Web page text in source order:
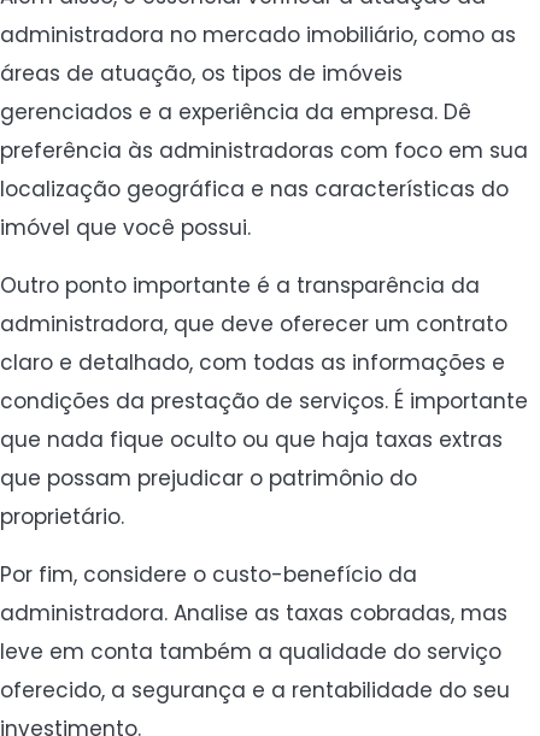
administradora no mercado imobiliário, como as
áreas de atuação, os tipos de imóveis
gerenciados e a experiência da empresa. Dê
preferência às administradoras com foco em sua
localização geográfica e nas características do
imóvel que você possui.
Outro ponto importante é a transparência da
administradora, que deve oferecer um contrato
claro e detalhado, com todas as informações e
condições da prestação de serviços. É importante
que nada fique oculto ou que haja taxas extras
que possam prejudicar o patrimônio do
proprietário.
Por fim, considere o custo-benefício da
administradora. Analise as taxas cobradas, mas
leve em conta também a qualidade do serviço
oferecido, a segurança e a rentabilidade do seu
investimento.